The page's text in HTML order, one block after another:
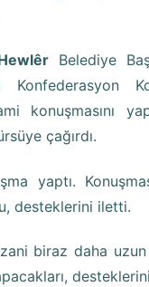
Belediye
Konfederasyon
konuşmasını
çağırdı.
yaptı.
desteklerini iletti.
biraz daha
desteklerini